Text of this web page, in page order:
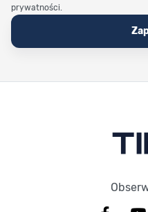
prywatności.